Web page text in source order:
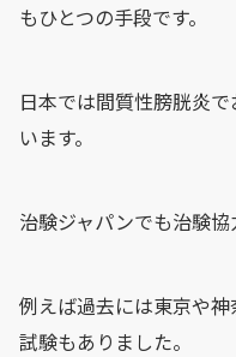
もひとつの手段です。
日本では間質性膀胱炎
います。
治験ジャパンでも治験協
例えば過去には東京や
試験もありました。